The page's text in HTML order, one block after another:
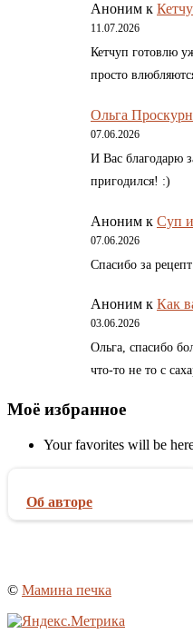
Аноним к
11.07.2026
Кетчуп готовлю
просто
Ольга
07.06.2026
И Вас благодарю
пригодился! :)
Аноним к Суп
07.06.2026
Спасибо за рецепт
Аноним к Как
03.06.2026
Ольга, спасибо
что-то не то с
Моё избранное
Your favorites will be
Об авторе
© Мамина печка